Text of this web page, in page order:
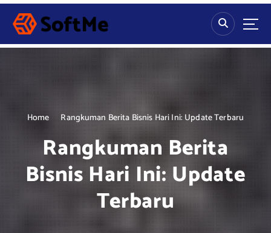
S
p
Home Rangkuman Berita Bisnis Hari Ini: Update Terbaru
Rangkuman Berita
Bisnis Hari Ini: Update
Terbaru